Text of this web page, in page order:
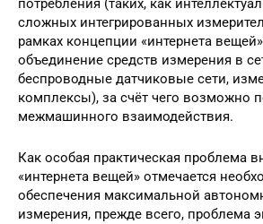
потребления (таких, как
сложных интегрированных
рамках концепции «интернета
объединение средств измерения в
беспроводные датчиковые сети,
комплексы), за счёт чего возможно
межмашинного взаимодействия.
Как особая практическая проблема
«интернета вещей» отмечается
обеспечения максимальной
измерения, прежде всего, проблема